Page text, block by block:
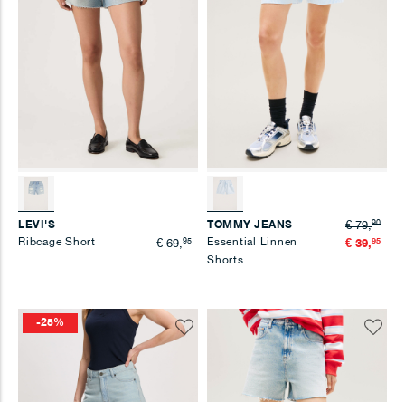
LEVI'S
Ribcage Short
€ 69,95
TOMMY JEANS
Essential Linnen
Shorts
€ 79,90
€ 39,95
-25%
Voeg
toe
Voeg